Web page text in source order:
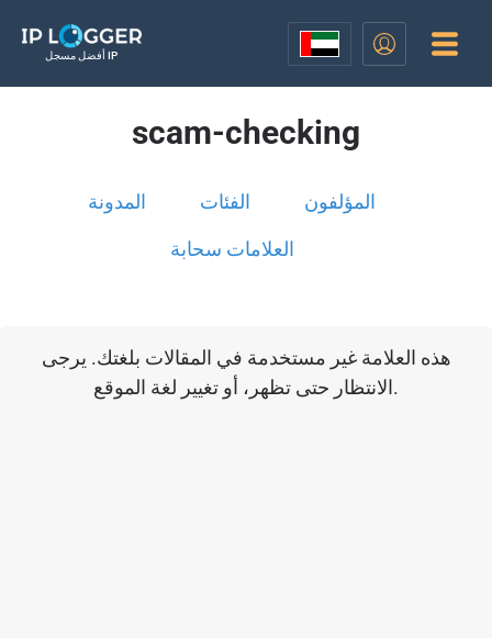
أفضل مسجل IP
scam-checking
المدونة الفئات المؤلفون
العلامات سحابة